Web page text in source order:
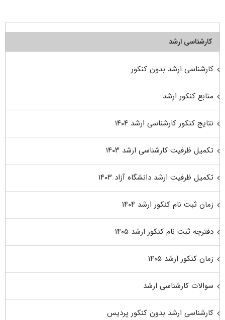
کارشناسی ارشد
کارشناسی ارشد بدون کنکور
منابع کنکور ارشد
نتایج کنکور کارشناسی ارشد ۱۴۰۴
تکمیل ظرفیت کارشناسی ارشد ۱۴۰۳
تکمیل ظرفیت ارشد دانشگاه آزاد ۱۴۰۳
زمان ثبت نام کنکور ارشد ۱۴۰۴
دفترچه ثبت نام کنکور ارشد ۱۴۰۵
زمان کنکور ارشد ۱۴۰۵
سوالات کارشناسی ارشد
کارشناسی ارشد بدون کنکور پردیس